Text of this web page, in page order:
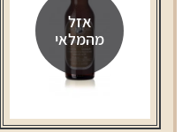
אזל
מהמלאי